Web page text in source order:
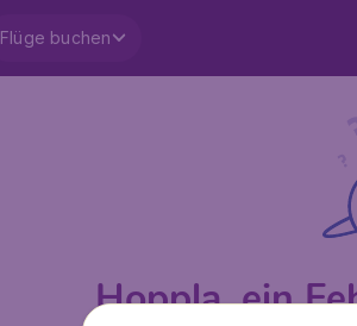
Flüge buchen
Hoppla, ein